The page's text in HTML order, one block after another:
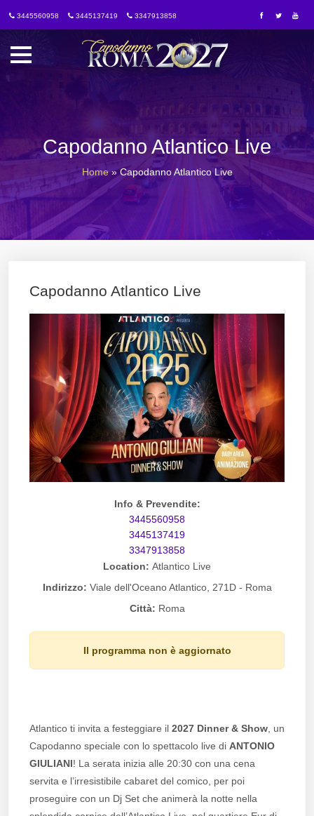
3445560958 3445137419 3347913858
Capodanno Atlantico Live
Home»Capodanno Atlantico Live
Capodanno Atlantico Live
Info & Prevendite:
3445560958
3445137419
3347913858
Location: Atlantico Live
Indirizzo: Viale dell'Oceano Atlantico, 271D - Roma
Città: Roma
Il programma non è aggiornato
Atlantico ti invita a festeggiare il 2027 Dinner & Show, un
Capodanno speciale con lo spettacolo live di ANTONIO
GIULIANI! La serata inizia alle 20:30 con una cena
servita e l’irresistibile cabaret del comico, per poi
proseguire con un Dj Set che animerà la notte nella